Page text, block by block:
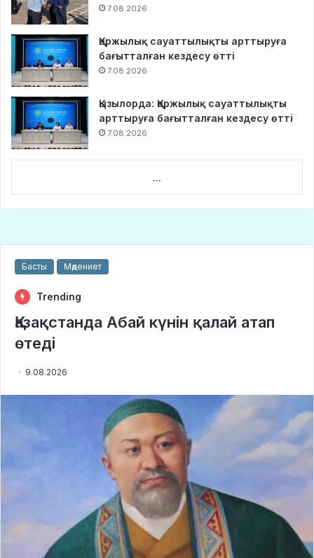
7.08.2026
Қаржылық сауаттылықты арттыруға
бағытталған кездесу өтті
7.08.2026
Қызылорда: Қаржылық сауаттылықты
арттыруға бағытталған кездесу өтті
7.08.2026
...